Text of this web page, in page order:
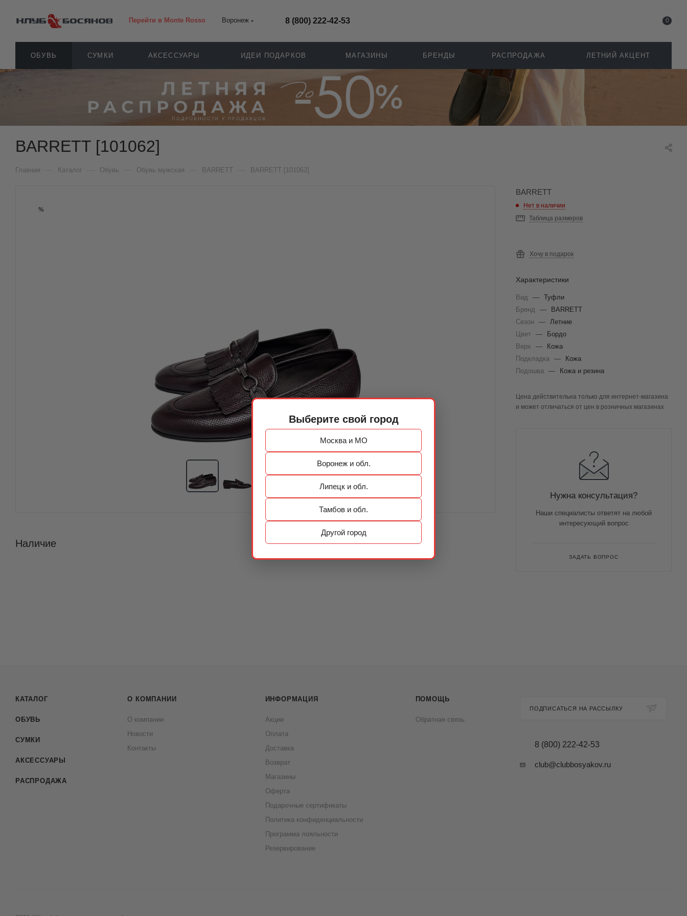
Выберите свой город
Москва и МО
Воронеж и обл.
Липецк и обл.
Тамбов и обл.
Другой город
Перейти в Monte Rosso Воронеж 8 (800) 222-42-53 0
ОБУВЬ СУМКИ АКСЕССУАРЫ ИДЕИ ПОДАРКОВ МАГАЗИНЫ БРЕНДЫ РАСПРОДАЖА ЛЕТНИЙ АКЦЕНТ
BARRETT [101062]
Главная Каталог Обувь Обувь мужская BARRETT BARRETT [101062]
%
Наличие
BARRETT
Нет в наличии
Таблица размеров
Хочу в подарок
Характеристики
Вид — Туфли
Бренд
—
BARRETT
Сезон
— Летние
Цвет —
Бордо
Верх
—
Кожа
Подкладка —
Кожа
Подошва — Кожа и резина
Цена действительна только для интернет-магазина
и может отличаться от цен в розничных магазинах
Нужна консультация?
Наши специалисты ответят на любой
интересующий вопрос
ЗАДАТЬ ВОПРОС
КАТАЛОГ
ОБУВЬ
СУМКИ
АКСЕССУАРЫ
РАСПРОДАЖА
О КОМПАНИИ
О компании
Новости
Контакты
ИНФОРМАЦИЯ
Акции
Оплата
Доставка
Возврат
Магазины
Оферта
Подарочные сертификаты
Политика конфиденциальности
Программа лояльности
Резервирование
ПОМОЩЬ
Обратная связь
ПОДПИСАТЬСЯ НА РАССЫЛКУ
8 (800) 222-42-53
club@clubbosyakov.ru